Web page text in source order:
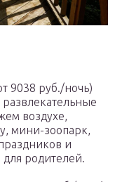
9038 руб./ночь)
воздухе,
мини-зоопарк,
и
родителей.